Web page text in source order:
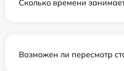
Сколько времени
Возможен ли пересмотр